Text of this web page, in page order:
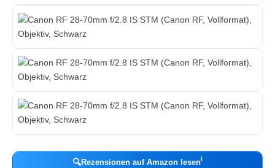
🔍Rezensionen auf Amazon lesenℹ︎